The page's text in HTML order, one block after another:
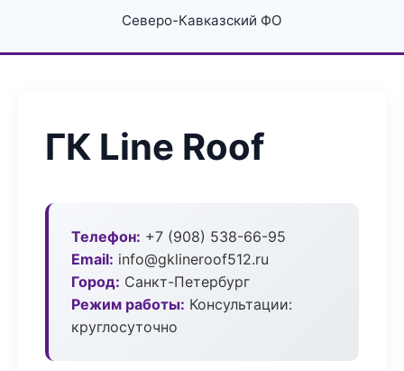
Северо-Кавказский ФО
ГК Line Roof
Телефон: +7 (908) 538-66-95
Email: info@gklineroof512.ru
Город: Санкт-Петербург
Режим работы: Консультации:
круглосуточно